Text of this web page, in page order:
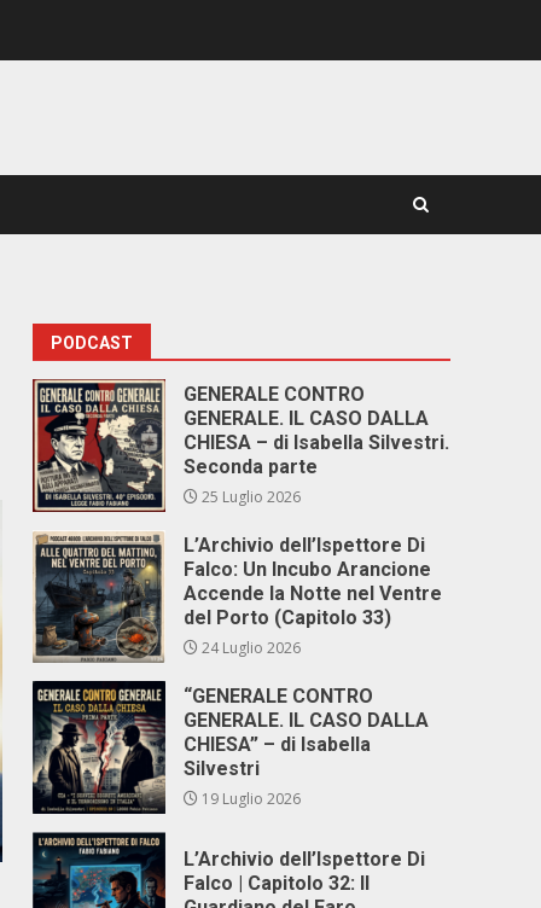
PODCAST
GENERALE CONTRO
GENERALE. IL CASO DALLA
CHIESA – di Isabella Silvestri.
Seconda parte
25 Luglio 2026
L’Archivio dell’Ispettore Di
Falco: Un Incubo Arancione
Accende la Notte nel Ventre
del Porto (Capitolo 33)
24 Luglio 2026
“GENERALE CONTRO
GENERALE. IL CASO DALLA
CHIESA” – di Isabella
Silvestri
19 Luglio 2026
L’Archivio dell’Ispettore Di
Falco | Capitolo 32: Il